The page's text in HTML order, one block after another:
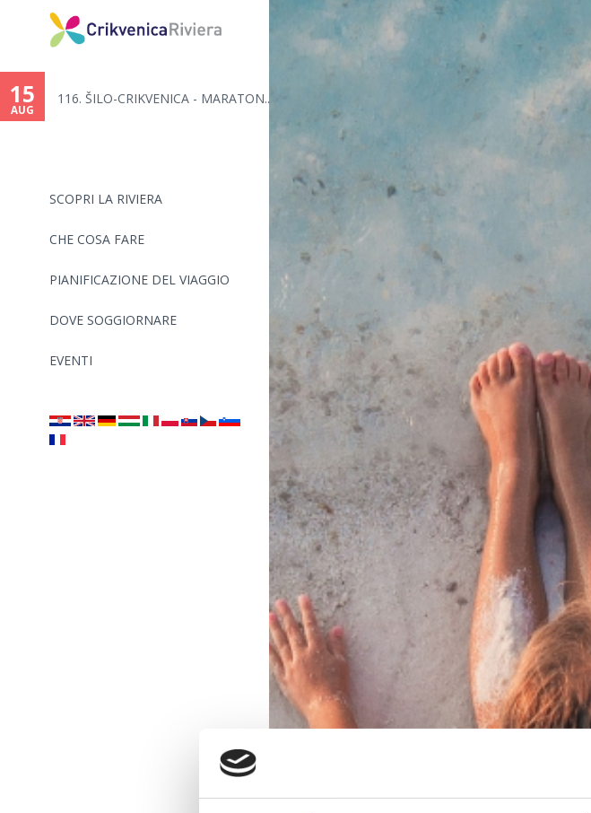
SCOPRI LA RIVIERA
CHE COSA FARE
PIANIFICAZIONE DEL VIAGGIO
DOVE SOGGIORNARE
EVENTI
15
AUG
116. ŠILO-CRIKVENICA - MARATON...
are
here